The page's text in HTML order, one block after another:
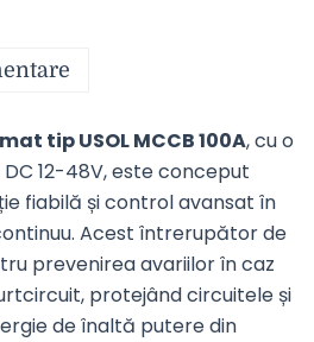
tip USOL MCCB 100A, cu o
12-48V, este conceput
fiabilă și control avansat în
Acest întrerupător de
prevenirea avariilor în caz
protejând circuitele și
de înaltă putere din